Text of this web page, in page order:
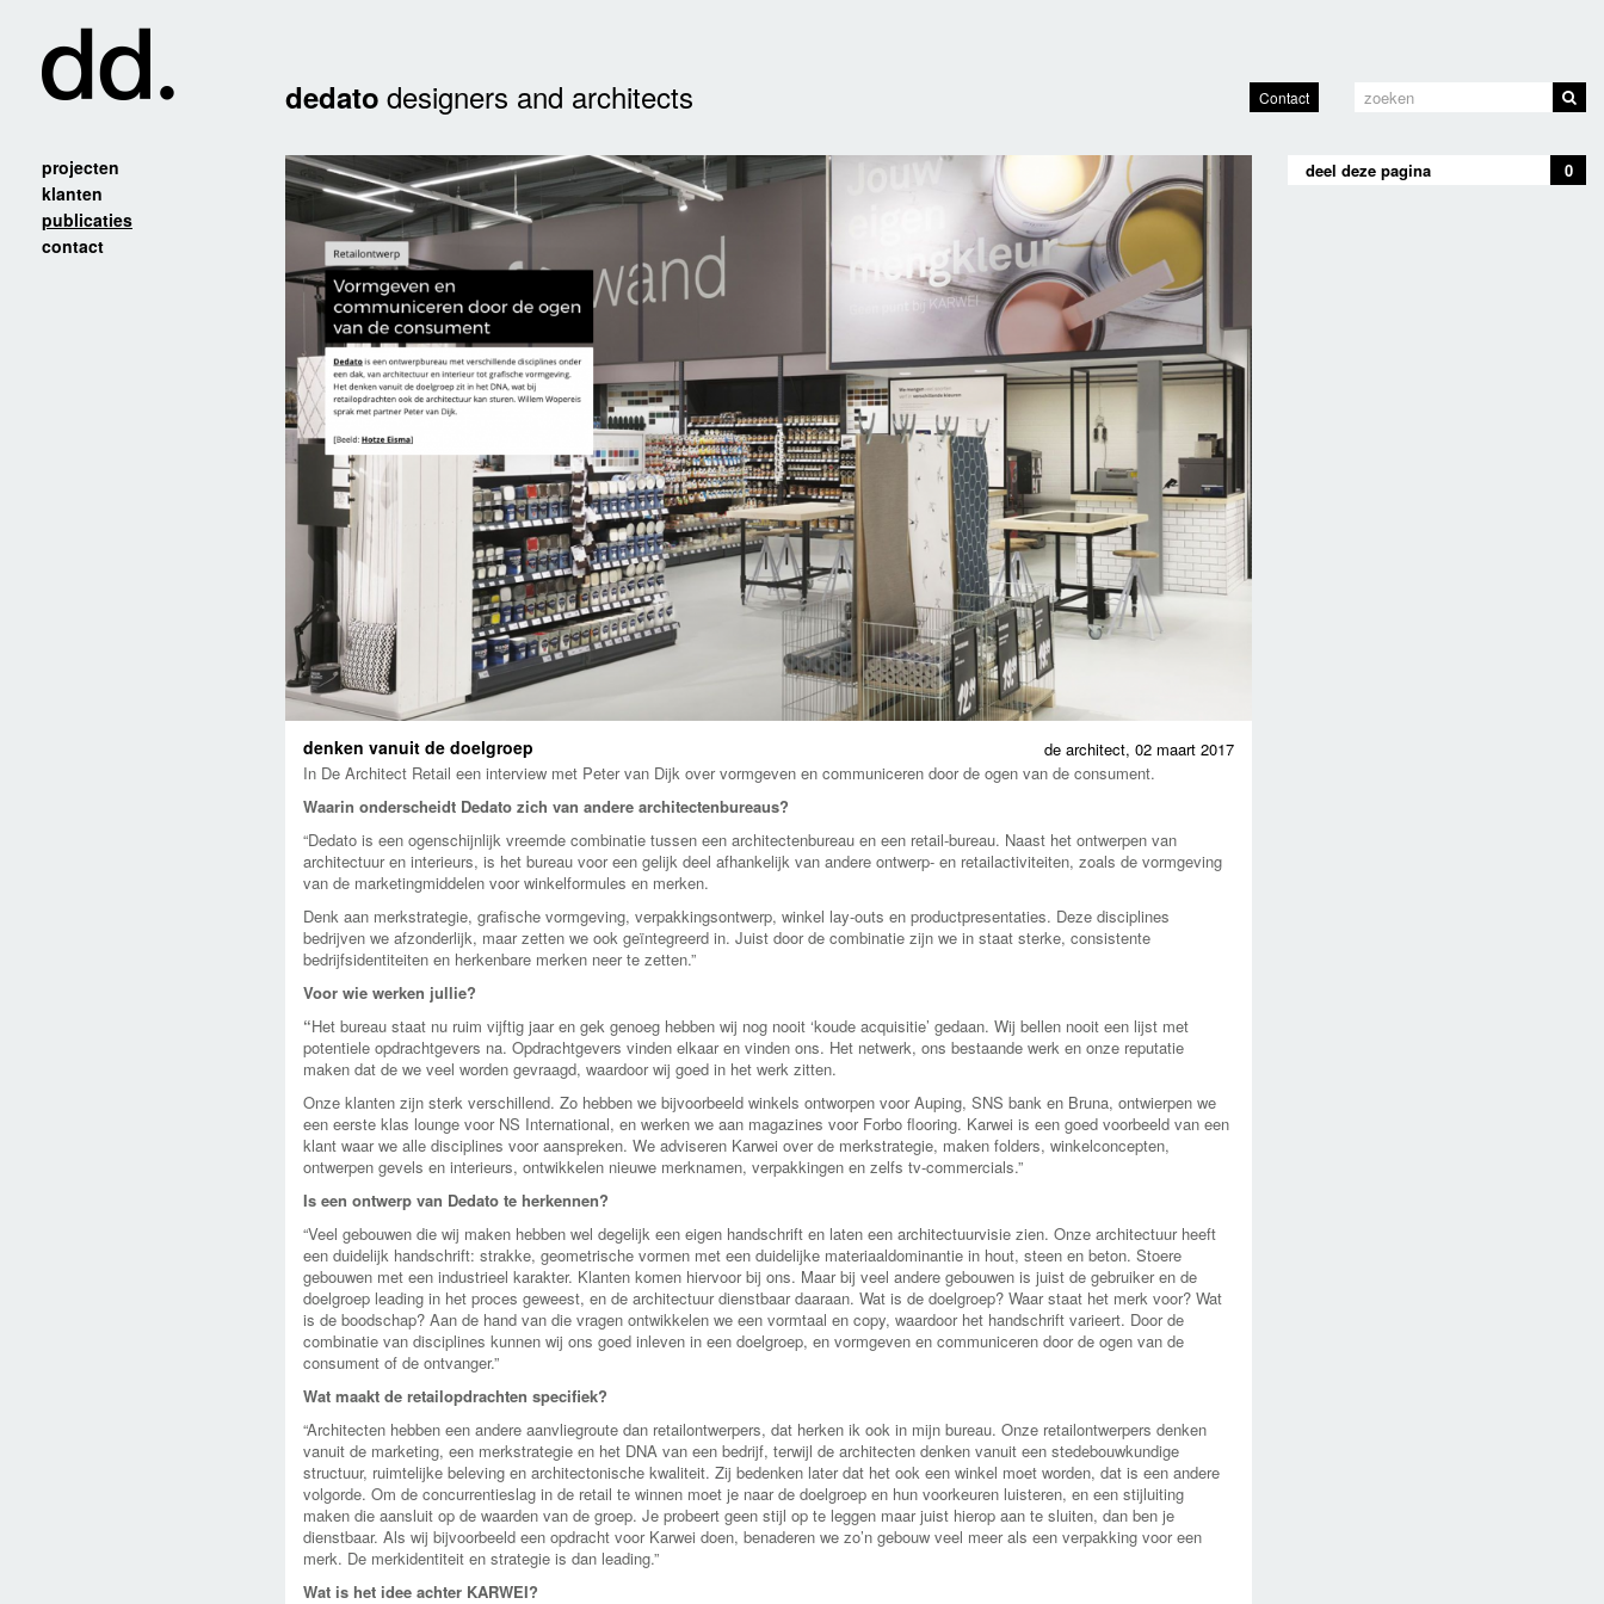
dedato designers and architects Contact
projecten
klanten
publicaties
contact
denken vanuit de doelgroep de architect, 02 maart 2017
In De Architect Retail een interview met Peter van Dijk over vormgeven en communiceren door de ogen van de consument.
Waarin onderscheidt Dedato zich van andere architectenbureaus?
“Dedato is een ogenschijnlijk vreemde combinatie tussen een architectenbureau en een retail-bureau. Naast het ontwerpen van
architectuur en interieurs, is het bureau voor een gelijk deel afhankelijk van andere ontwerp- en retailactiviteiten, zoals de vormgeving
van de marketingmiddelen voor winkelformules en merken.
Denk aan merkstrategie, grafische vormgeving, verpakkingsontwerp, winkel lay-outs en productpresentaties. Deze disciplines
bedrijven we afzonderlijk, maar zetten we ook geïntegreerd in. Juist door de combinatie zijn we in staat sterke, consistente
bedrijfsidentiteiten en herkenbare merken neer te zetten.”
Voor wie werken jullie?
“Het bureau staat nu ruim vijftig jaar en gek genoeg hebben wij nog nooit ‘koude acquisitie’ gedaan. Wij bellen nooit een lijst met
potentiele opdrachtgevers na. Opdrachtgevers vinden elkaar en vinden ons. Het netwerk, ons bestaande werk en onze reputatie
maken dat de we veel worden gevraagd, waardoor wij goed in het werk zitten.
Onze klanten zijn sterk verschillend. Zo hebben we bijvoorbeeld winkels ontworpen voor Auping, SNS bank en Bruna, ontwierpen we
een eerste klas lounge voor NS International, en werken we aan magazines voor Forbo flooring. Karwei is een goed voorbeeld van een
klant waar we alle disciplines voor aanspreken. We adviseren Karwei over de merkstrategie, maken folders, winkelconcepten,
ontwerpen gevels en interieurs, ontwikkelen nieuwe merknamen, verpakkingen en zelfs tv-commercials.”
Is een ontwerp van Dedato te herkennen?
“Veel gebouwen die wij maken hebben wel degelijk een eigen handschrift en laten een architectuurvisie zien. Onze architectuur heeft
een duidelijk handschrift: strakke, geometrische vormen met een duidelijke materiaaldominantie in hout, steen en beton. Stoere
gebouwen met een industrieel karakter. Klanten komen hiervoor bij ons. Maar bij veel andere gebouwen is juist de gebruiker en de
doelgroep leading in het proces geweest, en de architectuur dienstbaar daaraan. Wat is de doelgroep? Waar staat het merk voor? Wat
is de boodschap? Aan de hand van die vragen ontwikkelen we een vormtaal en copy, waardoor het handschrift varieert. Door de
combinatie van disciplines kunnen wij ons goed inleven in een doelgroep, en vormgeven en communiceren door de ogen van de
consument of de ontvanger.”
Wat maakt de retailopdrachten specifiek?
“Architecten hebben een andere aanvliegroute dan retailontwerpers, dat herken ik ook in mijn bureau. Onze retailontwerpers denken
vanuit de marketing, een merkstrategie en het DNA van een bedrijf, terwijl de architecten denken vanuit een stedebouwkundige
structuur, ruimtelijke beleving en architectonische kwaliteit. Zij bedenken later dat het ook een winkel moet worden, dat is een andere
volgorde. Om de concurrentieslag in de retail te winnen moet je naar de doelgroep en hun voorkeuren luisteren, en een stijluiting
maken die aansluit op de waarden van de groep. Je probeert geen stijl op te leggen maar juist hierop aan te sluiten, dan ben je
dienstbaar. Als wij bijvoorbeeld een opdracht voor Karwei doen, benaderen we zo’n gebouw veel meer als een verpakking voor een
merk. De merkidentiteit en strategie is dan leading.”
Wat is het idee achter KARWEI?
deel deze pagina 0